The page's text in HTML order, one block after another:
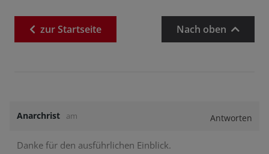
zurStartseite Nach oben
Anarchrist am Antworten
Danke für den ausführlichen Einblick.